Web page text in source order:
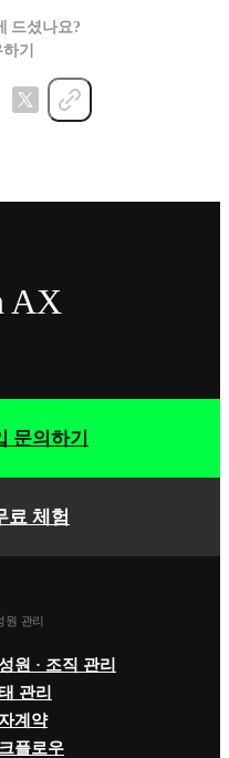
드셨나요?
기
AX
료 체험
문의하기
원 관리
원 · 조직 관리
관리
계약
플로우